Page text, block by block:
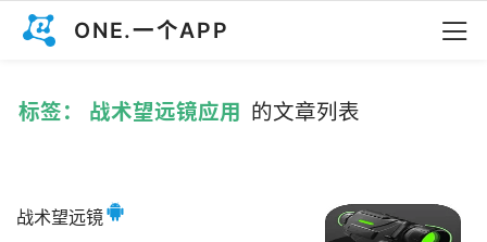
ONE.一个APP
标签： 战术望远镜应用 的文章列表
战术望远镜